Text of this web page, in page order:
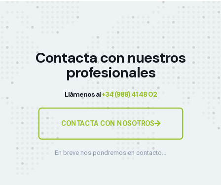
Contacta con nuestros
profesionales
Llámenos al+34 (988) 41 48 02
CONTACTA CON NOSOTROS
En breve nos pondremos en contacto...